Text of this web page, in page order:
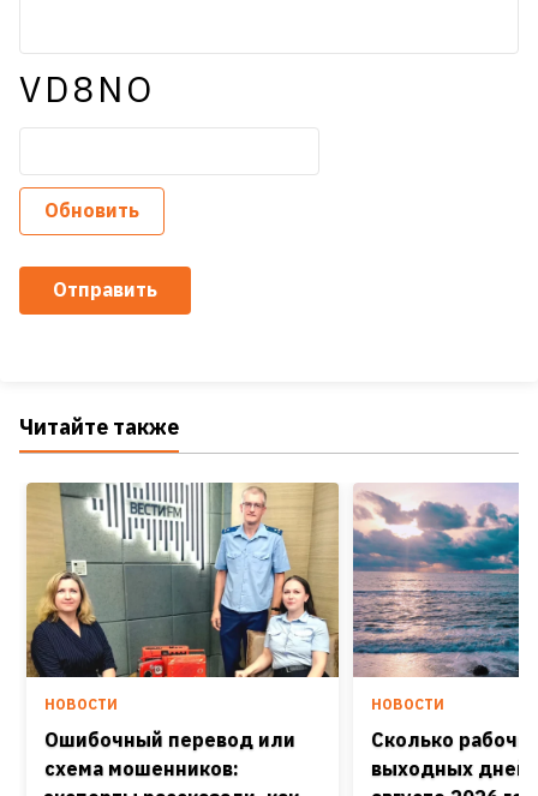
VD8NO
Обновить
Отправить
Читайте также
НОВОСТИ
Ошибочный перевод или
схема мошенников:
НОВОСТИ
Сколько
выходных дней